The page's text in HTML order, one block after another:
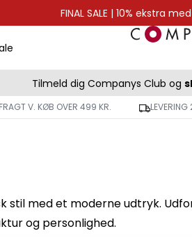
FINAL SALE | 10% ekstra
Tilmeld dig Companys Club og
V. KØB OVER 499 KR.
stil med et moderne udtryk.
og personlighed.